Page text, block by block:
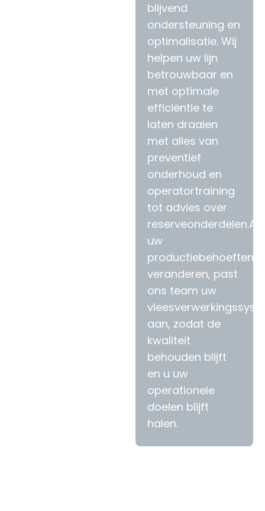
blijvend
ondersteuning en
optimalisatie. Wij
helpen uw lijn
betrouwbaar en
met optimale
efficiëntie te
laten draaien
met alles van
preventief
onderhoud en
operatortraining
tot advies over
reserveonderdelen.Als
uw
productiebehoeften
veranderen, past
ons team uw
aan, zodat de
kwaliteit
behouden blijft
en u uw
operationele
doelen blijft
halen.